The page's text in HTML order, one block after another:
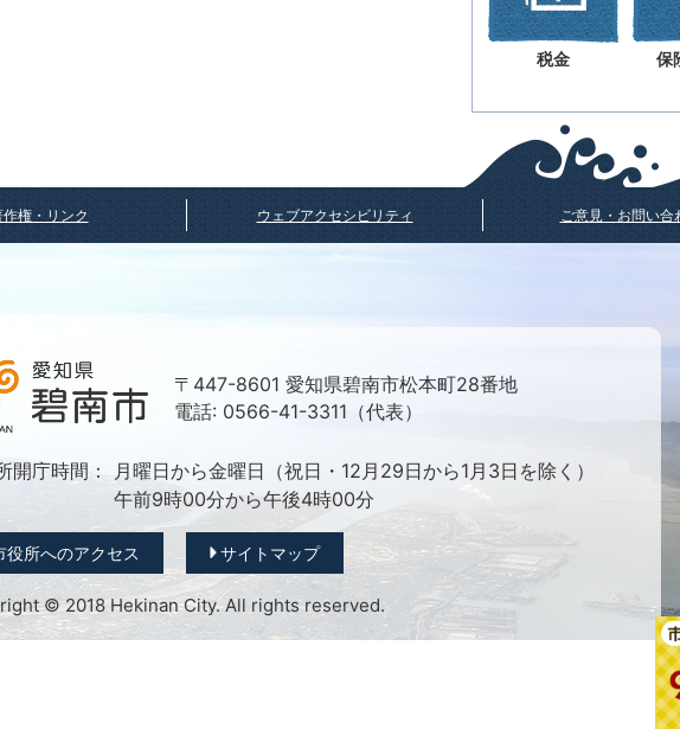
税金 保
作権・リンク ウェブアクセシビリティ ご意見・お問い合
〒447-8601 愛知県碧南市松本町28番地
電話: 0566-41-3311（代表）
開庁時間：
月曜日から金曜日（祝日・12月29日から1月3日を除く）
午前9時00分から午後4時00分
役所へのアクセス サイトマップ
© 2018 Hekinan City. All rights reserved.